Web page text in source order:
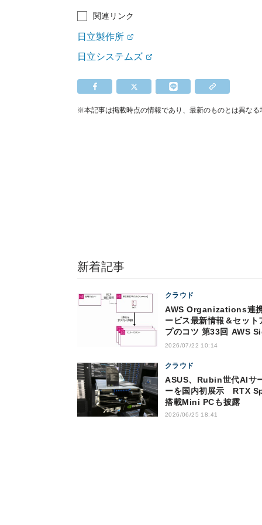
関連リンク
日立製作所
日立システムズ
※本記事は掲載時点の情報であり、最新のものとは異な
新着記事
クラウド
AWS Organizations連
ービス最新情報＆セット
プのコツ 第33回 AWS
InのResource Control
トと注意点
2026/07/22 10:14
クラウド
ASUS、Rubin世代AIサ
ーを国内初展示 RTX
搭載Mini PCも披露
2026/06/25 18:41